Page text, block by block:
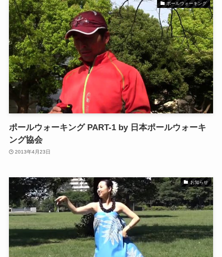
ポールウォーキング
ポールウォーキング PART-1 by 日本ポールウォーキ
ング協会
2013年4月23日
お知らせ